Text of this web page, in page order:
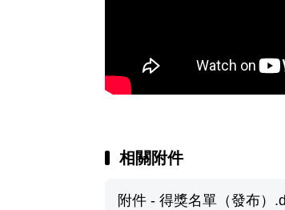
相關附件
附件 - 得獎名單（發布）